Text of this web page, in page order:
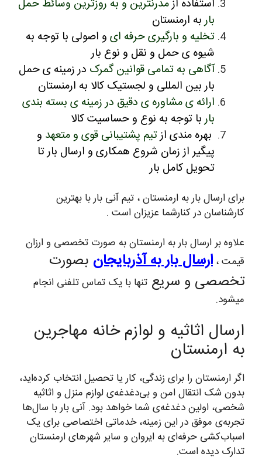
استفاده ازمدرنترین و به روزترین وسائط حمل
باربه ارمنستان
تخلیه و بارگیری حرفه ای و اصولی با توجه به
شیوه ی حمل و نقل و نوع بار
آگاهی به تمامی قوانین گمرک در زمینه ی حمل
بار بین المللی و لجستیک کالا به ارمنستان
ارائه ی مشاوره ی دقیق در زمینه ی بسته بندی
باربا توجه به نوع و حساسیت کالا
بهره مندی ازتیم پشتیبانی قوی و متعهد و
پیگیر از زمان شروع همکاری و ارسال بار تا
تحویل کامل بار
برای ارسال بار به ارمنستان ، تیم آنی بار با بهترین
کارشناسان در کنارشما عزیزان است .
علاوه بر ارسال بار به ارمنستان به صورت تخصصی و ارزان
قیمت ، ارسال بار به آذربایجان بصورت
تخصصی و سریع تنها با یک تماس تلفنی انجام
میشود.
ارسال اثاثیه و لوازم خانه مهاجرین
به ارمنستان
اگر ارمنستان را برای زندگی، کار یا تحصیل انتخاب کرده‌اید،
بدون شک انتقال امن و بی‌دغدغه‌ی لوازم منزل و اثاثیه
شخصی، اولین دغدغه‌ی شما خواهد بود. آنی بار با سال‌ها
تجربه‌ی موفق در این زمینه، خدماتی اختصاصی برای یک
اسباب‌کشی حرفه‌ای به ایروان و سایر شهرهای ارمنستان
تدارک دیده است.